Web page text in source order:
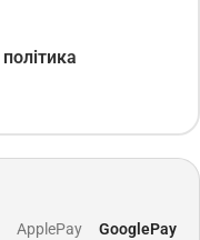
політика
ApplePay GooglePay